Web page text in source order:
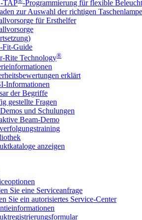
TAP -Programmierung für flexible
zur Auswahl der richtigen Taschenlampe
für Ersthelfer
Guide
Rite Technology®
erklärt
Informationen
der Begriffe
gestellte Fragen
und Schulungen
Beam-Demo
anzeigen
Sie eine Serviceanfrage
Sie ein autorisiertes Service-Center